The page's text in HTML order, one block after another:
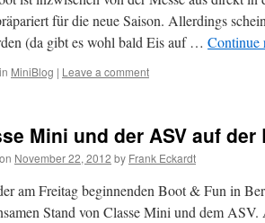
für die neue Saison. Allerdings
(da gibt es wohl bald Eis auf … Continue
MiniBlog | Leave a comment
Mini und der ASV auf
November 22, 2012 by Frank Eckardt
am Freitag beginnenden Boot & Fun in
Stand von Classe Mini und dem